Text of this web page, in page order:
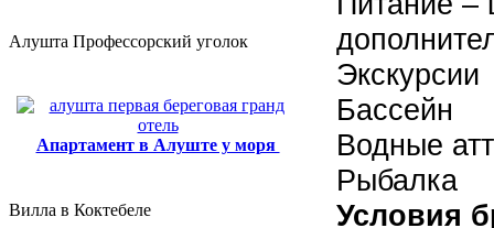
Алушта Профессорский уголок
Апартамент в Алуште у моря
Вилла в Коктебеле
Экскурсии
Бассейн
Водные
Рыбалка
Условия